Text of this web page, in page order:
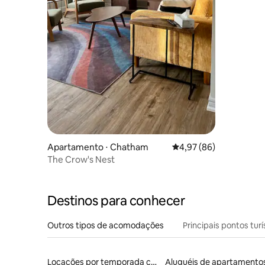
Apartamento ⋅ Chatham 4,97 de uma avaliação
4,97 (86)
The Crow's Nest
Destinos para conhecer
Outros tipos de acomodações Principais pontos
Locações por temporada com piscina Aluguéis de